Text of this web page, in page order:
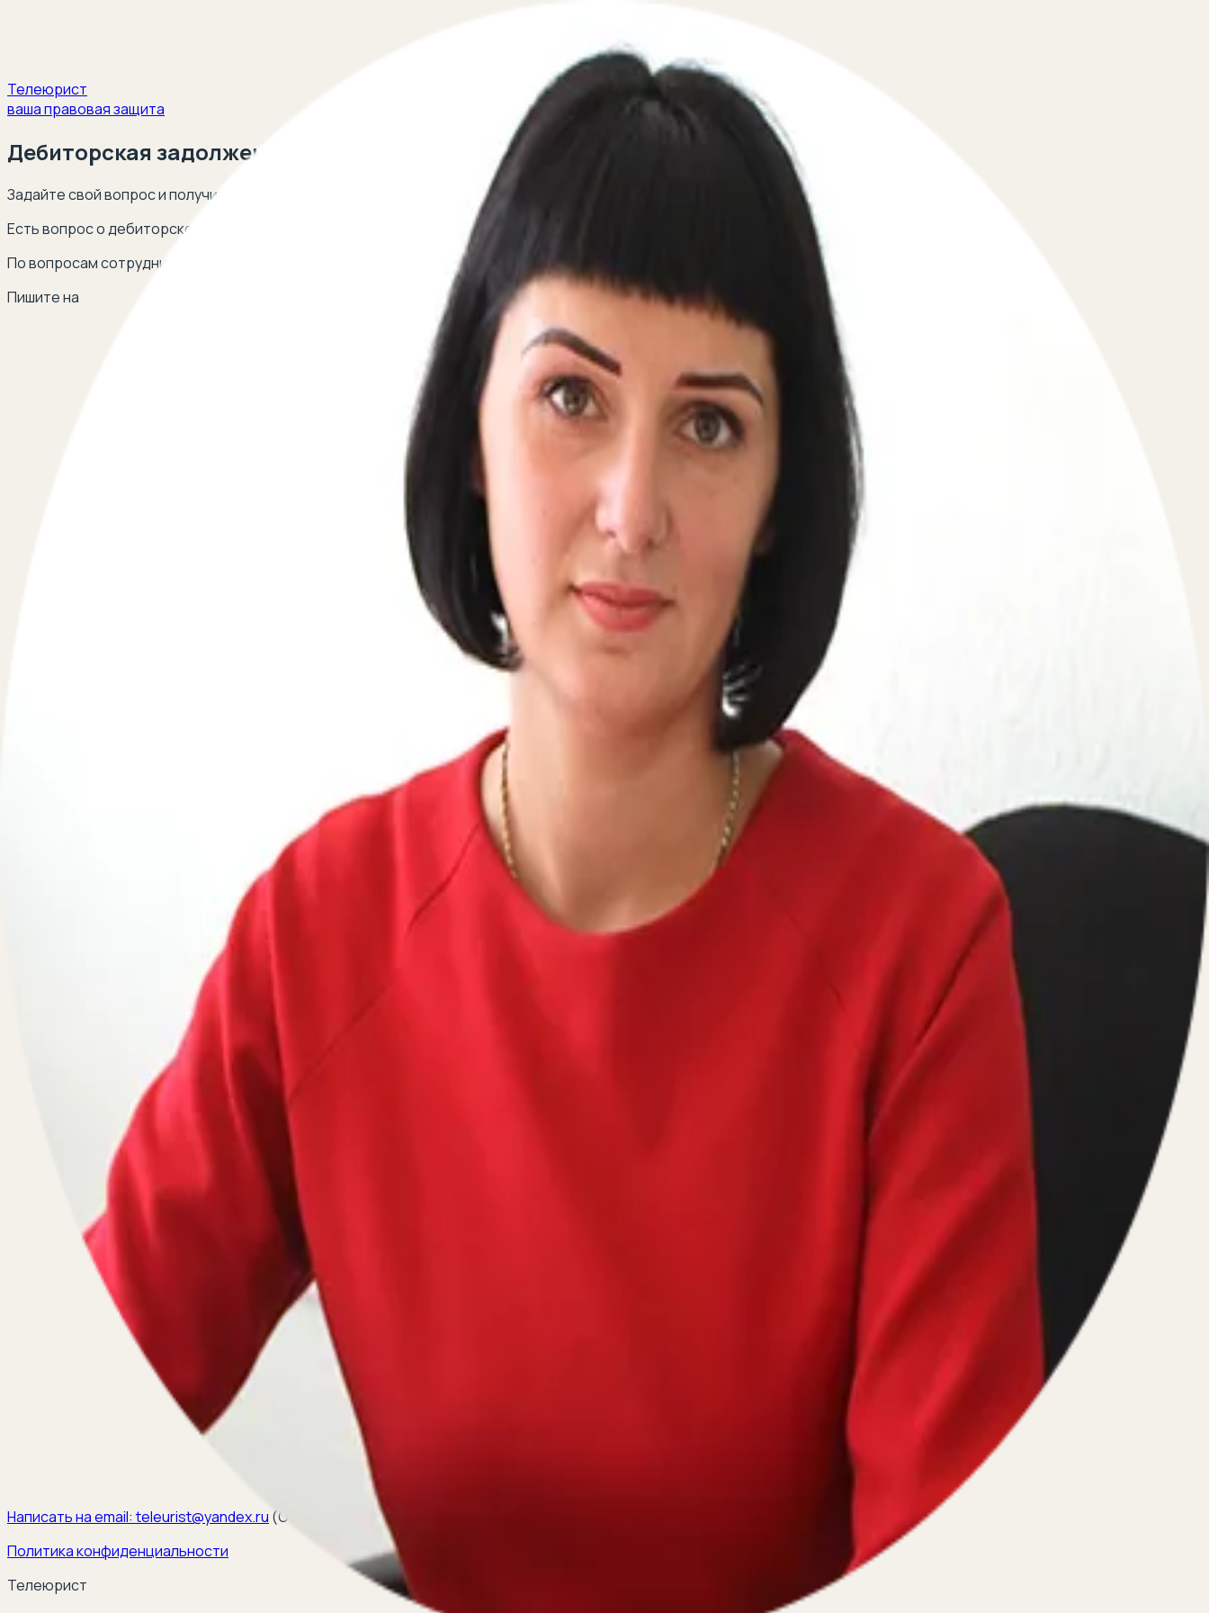
Телеюрист
ваша правовая защита
Дебиторская задолженность
Задайте свой вопрос и получите ответ опытных юристов в сфере кредитного права в течение 5 минут!
Есть вопрос о дебиторской задолженности? Оставьте свой телефон, перезвоним мгновенно:
По вопросам сотрудничества
Пишите на
Написать на email: teleurist@yandex.ru (ООО ЭЛКОМ, ИНН 6670334641, ОГРН 1116670009796
Политика конфиденциальности
Телеюрист